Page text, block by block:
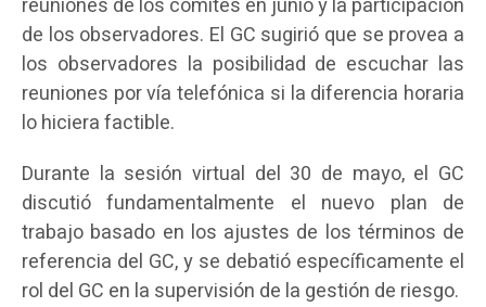
reuniones de los comités en junio y la participación
de los observadores. El GC sugirió que se provea a
los observadores la posibilidad de escuchar las
reuniones por vía telefónica si la diferencia horaria
lo hiciera factible.
Durante la sesión virtual del 30 de mayo, el GC
discutió fundamentalmente el nuevo plan de
trabajo basado en los ajustes de los términos de
referencia del GC, y se debatió específicamente el
rol del GC en la supervisión de la gestión de riesgo.